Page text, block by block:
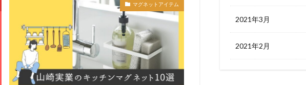
マグネットアイテム
2021年3月
2021年2月